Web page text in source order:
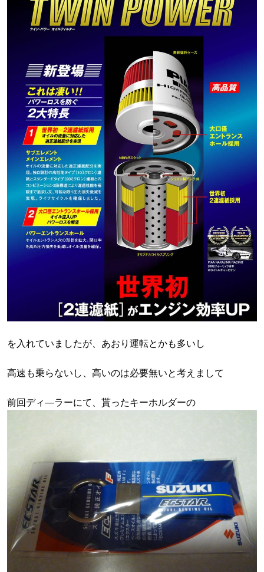
を入れていましたが、あおり運転とかも多いし
高速も乗らないし、高いのは必要無いと考えまして
前回ディ―ラーにて、貰ったキーホルダーの